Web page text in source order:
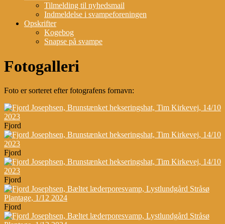
Tilmelding til nyhedsmail
Indmeldelse i svampeforeningen
Opskrifter
Kogebog
Snapse på svampe
Fotogalleri
Foto er sorteret efter fotografens fornavn:
Fjord
Fjord
Fjord
Fjord